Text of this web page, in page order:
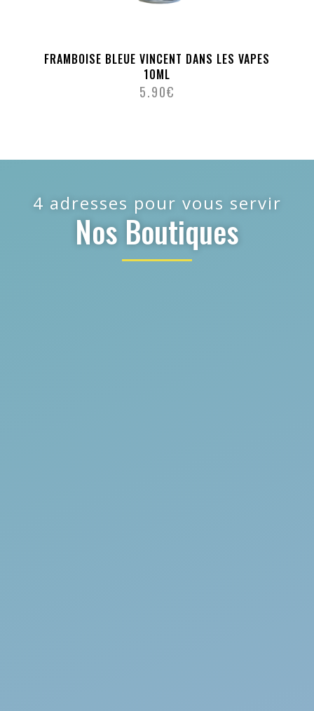
FRAMBOISE BLEUE VINCENT DANS LES VAPES
10ML
5.90€
4 adresses pour vous servir
Nos Boutiques